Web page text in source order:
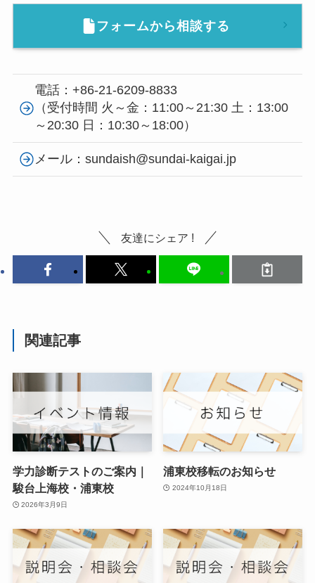
フォームから相談する
電話：+86-21-6209-8833
（受付時間 火～金：11:00～21:30 土：13:00
～20:30 日：10:30～18:00）
メール：sundaish@sundai-kaigai.jp
友達にシェア !
関連記事
学力診断テストのご案内｜
駿台上海校・浦東校
2026年3月9日
浦東校移転のお知らせ
2024年10月18日